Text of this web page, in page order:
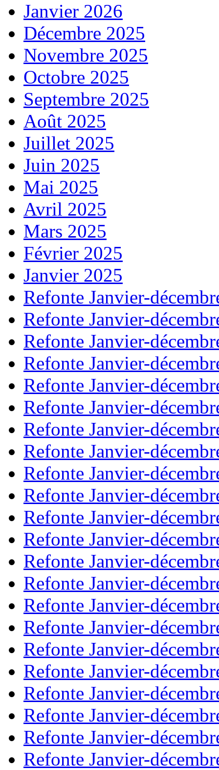
Janvier 2026
Décembre 2025
Novembre 2025
Octobre 2025
Septembre 2025
Août 2025
Juillet 2025
Juin 2025
Mai 2025
Avril 2025
Mars 2025
Février 2025
Janvier 2025
Refonte Janvier-
Refonte Janvier-
Refonte Janvier-
Refonte Janvier-
Refonte Janvier-
Refonte Janvier-
Refonte Janvier-
Refonte Janvier-
Refonte Janvier-
Refonte Janvier-
Refonte Janvier-
Refonte Janvier-
Refonte Janvier-
Refonte Janvier-
Refonte Janvier-
Refonte Janvier-
Refonte Janvier-
Refonte Janvier-
Refonte Janvier-
Refonte Janvier-
Refonte Janvier-
Refonte Janvier-